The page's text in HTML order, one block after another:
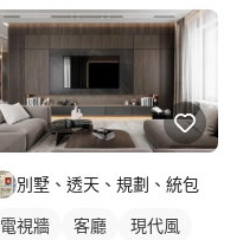
別墅、透天、規劃、統包
電視牆 客廳 現代風